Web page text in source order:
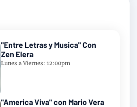
"Entre Letras y Musica" Con
Zen Elera
Lunes a Viernes: 12:00pm
"America Viva" con Mario Vera